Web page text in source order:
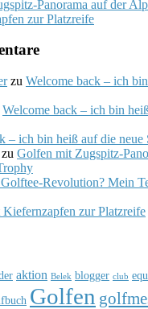
Panorama auf der
zur Platzreife
zu Welcome back – ich
Welcome back – ich bin
– ich bin heiß auf die neue
zu Golfen mit Zugspitz-
Revolution? Mein
zur Platzreife
aktion Belek blogger club
Golfen